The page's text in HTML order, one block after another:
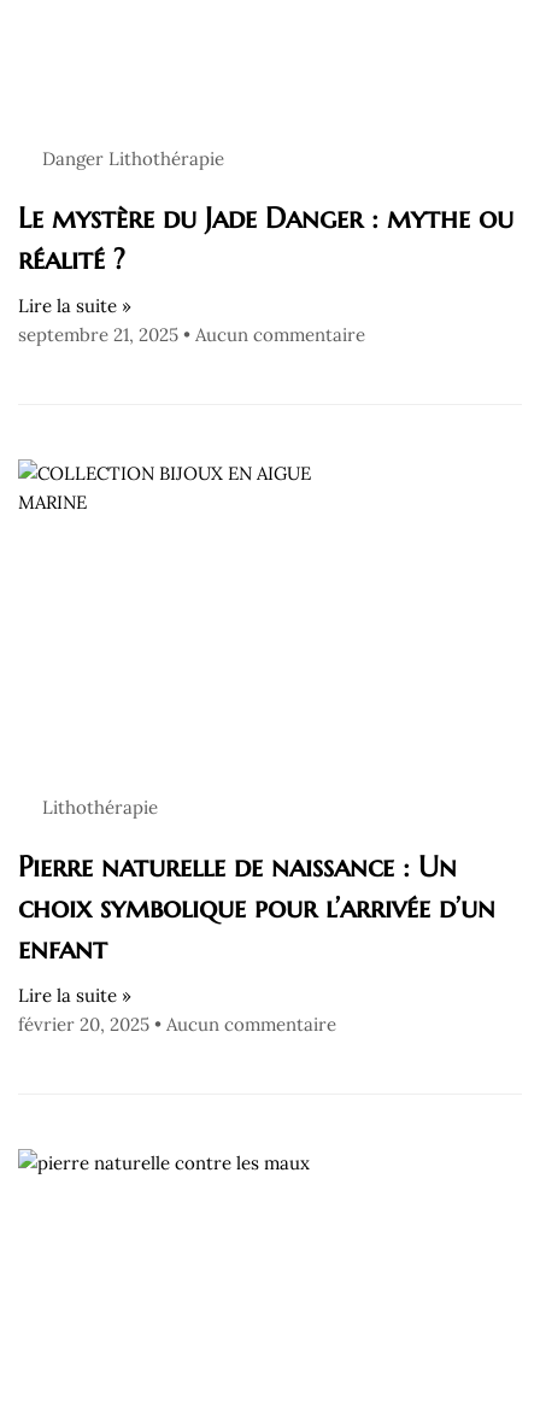
Danger Lithothérapie
Le mystère du Jade Danger : mythe ou
réalité ?
Lire la suite »
septembre 21, 2025
Aucun commentaire
Lithothérapie
Pierre naturelle de naissance : Un
choix symbolique pour l’arrivée d’un
enfant
Lire la suite »
février 20, 2025
Aucun commentaire